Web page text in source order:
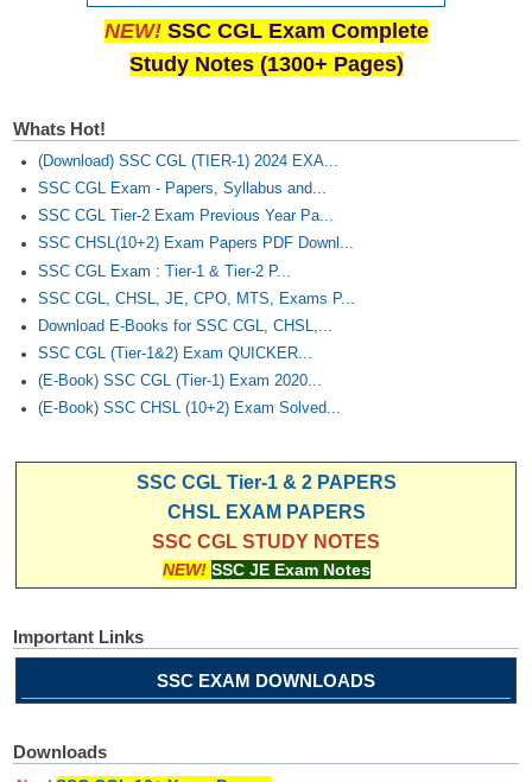
NEW! SSC CGL Exam Complete
Study Notes (1300+ Pages)
Whats Hot!
(Download) SSC CGL (TIER-1) 2024 EXA...
SSC CGL Exam - Papers, Syllabus and...
SSC CGL Tier-2 Exam Previous Year Pa...
SSC CHSL(10+2) Exam Papers PDF Downl...
SSC CGL Exam : Tier-1 & Tier-2 P...
SSC CGL, CHSL, JE, CPO, MTS, Exams P...
Download E-Books for SSC CGL, CHSL,...
SSC CGL (Tier-1&2) Exam QUICKER...
(E-Book) SSC CGL (Tier-1) Exam 2020...
(E-Book) SSC CHSL (10+2) Exam Solved...
SSC CGL Tier-1 & 2 PAPERS
CHSL EXAM PAPERS
SSC CGL STUDY NOTES
NEW! SSC JE Exam Notes
Important Links
SSC EXAM DOWNLOADS
Downloads